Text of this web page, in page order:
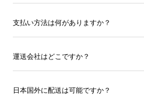
支払い方法は何がありますか？
運送会社はどこですか？
日本国外に配送は可能ですか？